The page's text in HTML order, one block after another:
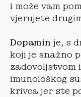
i može vam
vjerujete
Dopamin je, s
koji je snažno
zadovoljstvom
imunološkog
krivca jer ste